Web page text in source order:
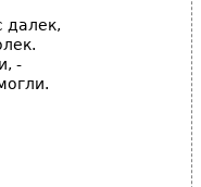
далек,
-